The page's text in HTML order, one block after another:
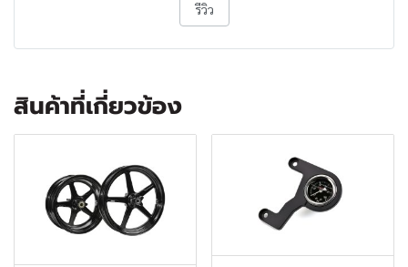
รีวิว
สินค้าที่เกี่ยวข้อง